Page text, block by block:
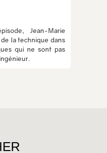
Jean-Marie
la technique dans
qui ne sont pas